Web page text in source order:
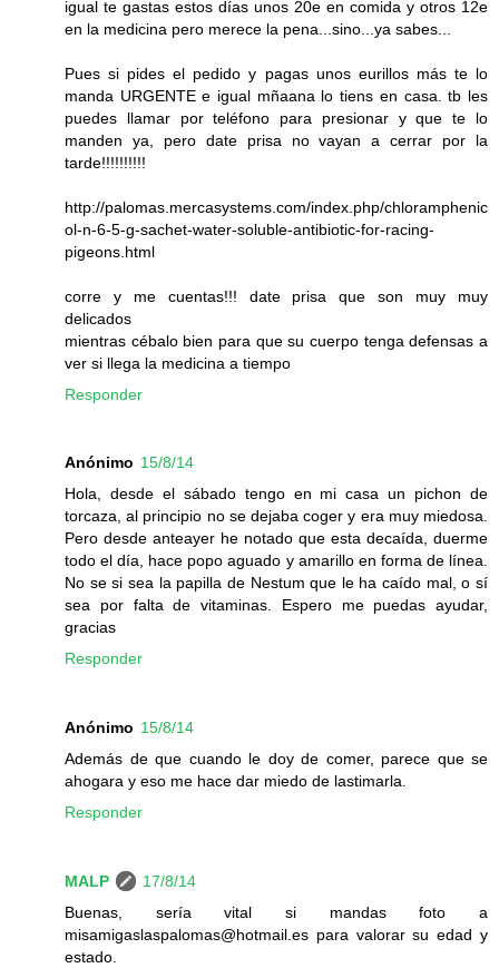
igual te gastas estos días unos 20e en comida y otros 12e
en la medicina pero merece la pena...sino...ya sabes...
Pues si pides el pedido y pagas unos eurillos más te lo
manda URGENTE e igual mñaana lo tiens en casa. tb les
puedes llamar por teléfono para presionar y que te lo
manden ya, pero date prisa no vayan a cerrar por la
tarde!!!!!!!!!!
http://palomas.mercasystems.com/index.php/chloramphenic
ol-n-6-5-g-sachet-water-soluble-antibiotic-for-racing-
pigeons.html
corre y me cuentas!!! date prisa que son muy muy
delicados
mientras cébalo bien para que su cuerpo tenga defensas a
ver si llega la medicina a tiempo
Responder
Anónimo 15/8/14
Hola, desde el sábado tengo en mi casa un pichon de
torcaza, al principio no se dejaba coger y era muy miedosa.
Pero desde anteayer he notado que esta decaída, duerme
todo el día, hace popo aguado y amarillo en forma de línea.
No se si sea la papilla de Nestum que le ha caído mal, o sí
sea por falta de vitaminas. Espero me puedas ayudar,
gracias
Responder
Anónimo 15/8/14
Además de que cuando le doy de comer, parece que se
ahogara y eso me hace dar miedo de lastimarla.
Responder
MALP
17/8/14
Buenas, sería vital si mandas foto a
misamigaslaspalomas@hotmail.es para valorar su edad y
estado.